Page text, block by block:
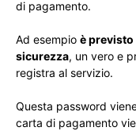
di pagamento.
Ad esempio è previsto
sicurezza, un vero e
registra al servizio.
Questa password
carta di pagamento